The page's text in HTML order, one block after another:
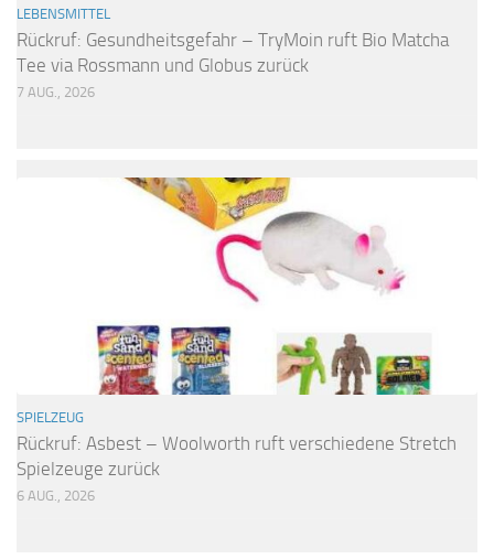
LEBENSMITTEL
Rückruf: Gesundheitsgefahr – TryMoin ruft Bio Matcha
Tee via Rossmann und Globus zurück
7 AUG., 2026
SPIELZEUG
Rückruf: Asbest – Woolworth ruft verschiedene Stretch
Spielzeuge zurück
6 AUG., 2026